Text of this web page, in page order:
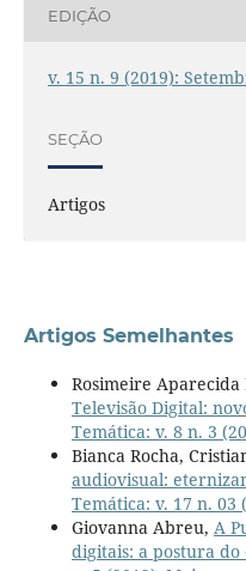
EDIÇÃO
v. 15 n. 9 (2019):
SEÇÃO
Artigos
Artigos Semelhantes
Rosimeire Aparecida
Televisão Digital:
Temática: v. 8 n. 3
Bianca Rocha,
audiovisual:
Temática: v. 17 n. 03
Giovanna Abreu, A
digitais: a postura